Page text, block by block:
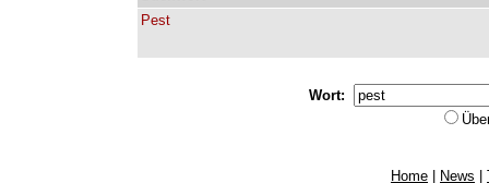
Pest
Wort:
Home News